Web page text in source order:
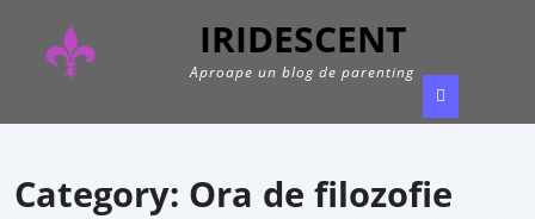
content
IRIDESCENT
Aproape un blog de parenting
Category: Ora de filozofie